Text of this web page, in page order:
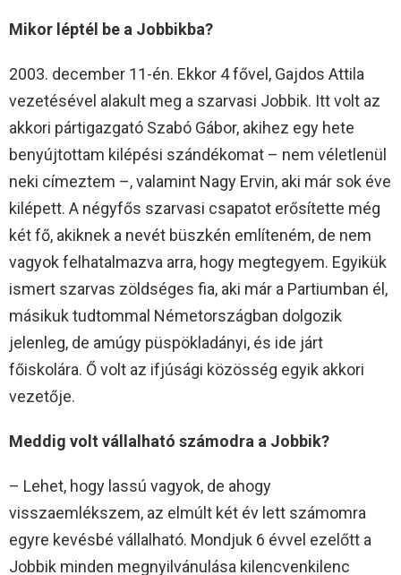
Mikor léptél be a Jobbikba?
2003. december 11-én. Ekkor 4 fővel, Gajdos Attila
vezetésével alakult meg a szarvasi Jobbik. Itt volt az
akkori pártigazgató Szabó Gábor, akihez egy hete
benyújtottam kilépési szándékomat – nem véletlenül
neki címeztem –, valamint Nagy Ervin, aki már sok éve
kilépett. A négyfős szarvasi csapatot erősítette még
két fő, akiknek a nevét büszkén említeném, de nem
vagyok felhatalmazva arra, hogy megtegyem. Egyikük
ismert szarvas zöldséges fia, aki már a Partiumban él,
másikuk tudtommal Németországban dolgozik
jelenleg, de amúgy püspökladányi, és ide járt
főiskolára. Ő volt az ifjúsági közösség egyik akkori
vezetője.
Meddig volt vállalható számodra a Jobbik?
– Lehet, hogy lassú vagyok, de ahogy
visszaemlékszem, az elmúlt két év lett számomra
egyre kevésbé vállalható. Mondjuk 6 évvel ezelőtt a
Jobbik minden megnyilvánulása kilencvenkilenc